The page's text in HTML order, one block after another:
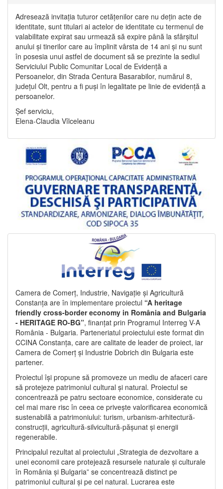
Adresează invitația tuturor cetățenilor care nu dețin acte de
identitate, sunt titulari ai actelor de identitate cu termenul de
valabilitate expirat sau urmează să expire până la sfârșitul
anului și tinerilor care au împlinit vârsta de 14 ani și nu sunt
în posesia unui astfel de document să se prezinte la sediul
Serviciului Public Comunitar Local de Evidență a
Persoanelor, din Strada Centura Basarabilor, numărul 8,
județul Olt, pentru a fi puși în legalitate pe linie de evidență a
persoanelor.
Șef serviciu,
Elena-Claudia Vîlceleanu
Camera de Comerț, Industrie, Navigație și Agricultură
Constanța are în implementare proiectul “A heritage
friendly cross-border economy in România and Bulgaria
- HERITAGE RO-BG”, finanțat prin Programul Interreg V-A
România - Bulgaria. Parteneriatul proiectului este format din
CCINA Constanța, care are calitate de leader de proiect, iar
Camera de Comerț și Industrie Dobrich din Bulgaria este
partener.
Proiectul își propune să promoveze un mediu de afaceri care
să protejeze patrimoniul cultural și natural. Proiectul se
concentrează pe patru sectoare economice, considerate cu
cel mai mare risc în ceea ce privește valorificarea economică
sustenabilă a patrimoniului: turism, urbanism-arhitectură-
construcții, agricultură-silvicultură-pășunat și energii
regenerabile.
Principalul rezultat al proiectului „Strategia de dezvoltare a
unei economii care protejează resursele naturale și culturale
în România și Bulgaria” se concentrează distinct pe
patrimoniul cultural și pe cel natural. Lucrarea este